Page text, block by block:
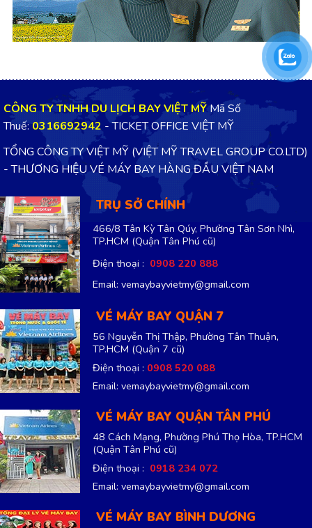
CÔNG TY TNHH DU LỊCH BAY VIỆT MỸMã Số
Thuế:0316692942 - TICKET OFFICE VIỆT MỸ
TỔNG CÔNG TY VIỆT MỸ (VIỆT MỸ TRAVEL GROUP CO.LTD)
- THƯƠNG HIỆU VÉ MÁY BAY HÀNG ĐẦU VIỆT NAM
TRỤ SỞ CHÍNH
466/8 Tân Kỳ Tân Qúy, Phường Tân Sơn Nhì,
TP.HCM (Quận Tân Phú cũ)
Điện thoại : 0908 220 888
Email: vemaybayvietmy@gmail.com
VÉ MÁY BAY QUẬN 7
56 Nguyễn Thị Thập, Phường Tân Thuận,
TP.HCM (Quận 7 cũ)
Điện thoại : 0908 520 088
Email: vemaybayvietmy@gmail.com
VÉ MÁY BAY QUẬN TÂN PHÚ
48 Cách Mạng, Phường Phú Thọ Hòa, TP.HCM
(Quận Tân Phú cũ)
Điện thoại : 0918 234 072
Email: vemaybayvietmy@gmail.com
VÉ MÁY BAY BÌNH DƯƠNG